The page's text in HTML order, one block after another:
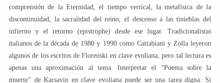
comprensión de la Eternidad, el tiempo vertical, la metafísica de la
discontinuidad, la sacralidad del reino, el descenso a las tinieblas del
infierno y el retorno (epistrophe) desde ese lugar. Tradicionalistas
italianos de la década de 1980 y 1990 como Cattabiani y Zolla leyeron
algunos de los escritos de Florenski en clave evoliana, pero tal lectura es
apenas una aproximación al tema. Interpretar el “Poema sobre la
muerte” de Karsavin en clave evoliana puede ser una tarea digna. Si